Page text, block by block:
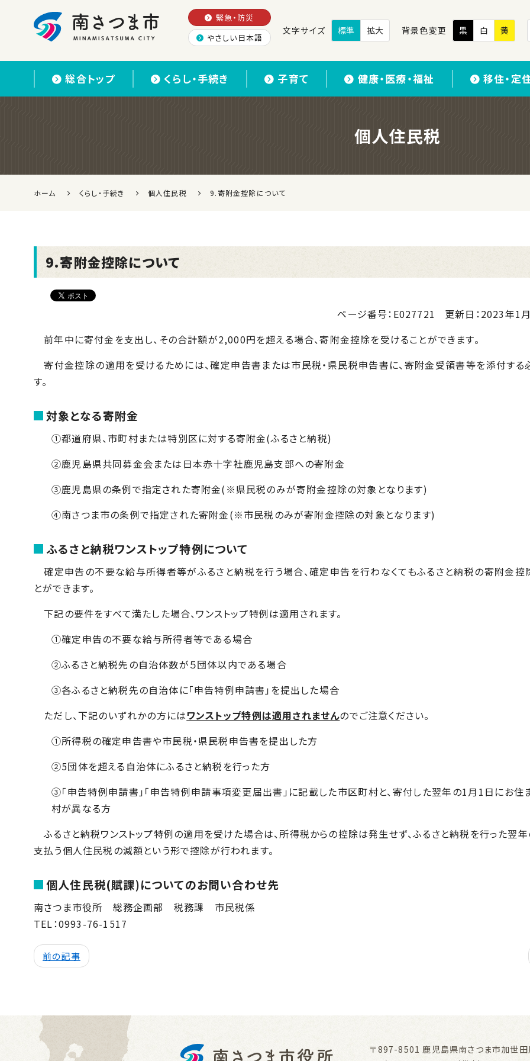
緊急・防災
やさしい日本語
文字サイズ 標準 拡大 背景色変更 黒 白 黄
総合トップ くらし・手続き 子育て 健康・医療・福祉 移住・定
個人住民税
ホーム くらし・手続き 個人住民税 9.寄附金控除について
9.寄附金控除について
ページ番号：E027721 更新日：2023年1
前年中に寄付金を支出し、その合計額が2,000円を超える場合、寄附金控除を受けることができます。
寄付金控除の適用を受けるためには、確定申告書または市民税・県民税申告書に、寄附金受領書等を添付する
す。
対象となる寄附金
①都道府県、市町村または特別区に対する寄附金(ふるさと納税)
②鹿児島県共同募金会または日本赤十字社鹿児島支部への寄附金
③鹿児島県の条例で指定された寄附金(※県民税のみが寄附金控除の対象となります)
④南さつま市の条例で指定された寄附金(※市民税のみが寄附金控除の対象となります)
ふるさと納税ワンストップ特例について
確定申告の不要な給与所得者等がふるさと納税を行う場合、確定申告を行わなくてもふるさと納税の寄附金控
とができます。
下記の要件をすべて満たした場合、ワンストップ特例は適用されます。
①確定申告の不要な給与所得者等である場合
②ふるさと納税先の自治体数が５団体以内である場合
③各ふるさと納税先の自治体に「申告特例申請書」を提出した場合
ただし、下記のいずれかの方にはワンストップ特例は適用されませんのでご注意ください。
①所得税の確定申告書や市民税・県民税申告書を提出した方
②5団体を超える自治体にふるさと納税を行った方
③「申告特例申請書」「申告特例申請事項変更届出書」に記載した市区町村と、寄付した翌年の1月1日にお住
村が異なる方
ふるさと納税ワンストップ特例の適用を受けた場合は、所得税からの控除は発生せず、ふるさと納税を行った翌
支払う個人住民税の減額という形で控除が行われます。
個人住民税(賦課)についてのお問い合わせ先
南さつま市役所 総務企画部 税務課 市民税係
TEL：0993-76-1517
前の記事
〒897-8501鹿児島県南さつま市加世